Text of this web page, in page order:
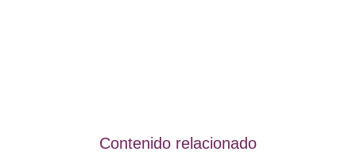
Contenido relacionado